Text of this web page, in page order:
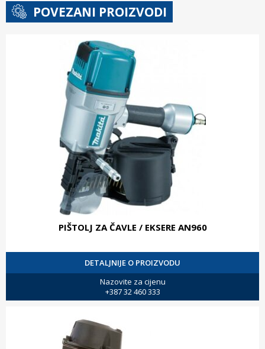
POVEZANI PROIZVODI
PIŠTOLJ ZA ČAVLE / EKSERE AN960
DETALJNIJE O PROIZVODU
Nazovite za cijenu
+387 32 460 333